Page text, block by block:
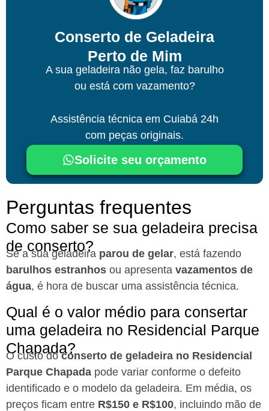
Conserto de Geladeira
Perto de Mim
A sua geladeira não gela, faz barulho
ou está com vazamento?
Assistência técnica em Cuiabá 24h
com peças originais.
Solicite seu orçamento
Perguntas frequentes
Como saber se sua geladeira precisa
de conserto?
Se a sua geladeira parou de gelar, está fazendo
barulhos estranhos ou apresenta vazamentos de
água, é hora de buscar uma assistência técnica.
Qual é o valor médio para consertar
uma geladeira no Residencial Parque
Chapada?
O custo doconserto de geladeira no Residencial
Parque Chapada pode variar conforme o defeito
identificado e o modelo da geladeira. Em média, os
preços ficam entre R$150 e R$100, incluindo mão de